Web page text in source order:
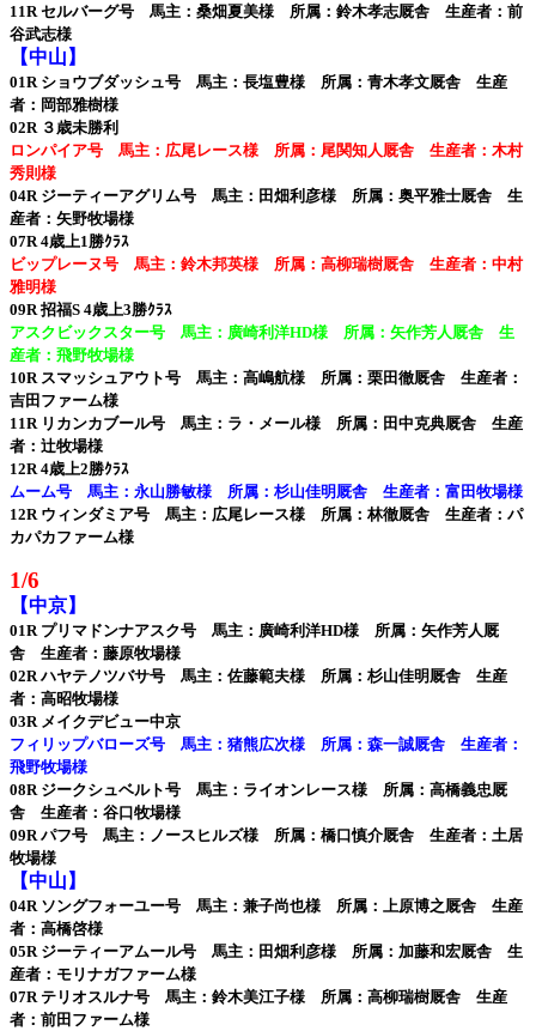
11R セルバーグ号 馬主：桑畑夏美様 所属：鈴木孝志厩舎 生産者：前
谷武志様
【中山】
01R ショウブダッシュ号 馬主：長塩豊様 所属：青木孝文厩舎 生産
者：岡部雅樹様
02R ３歳未勝利
ロンパイア号 馬主：広尾レース様 所属：尾関知人厩舎 生産者：木村
秀則様
04R ジーティーアグリム号 馬主：田畑利彦様 所属：奥平雅士厩舎 生
産者：矢野牧場様
07R 4歳上1勝ｸﾗｽ
ビップレーヌ号 馬主：鈴木邦英様 所属：高柳瑞樹厩舎 生産者：中村
雅明様
09R 招福S 4歳上3勝ｸﾗｽ
アスクビックスター号 馬主：廣崎利洋HD様 所属：矢作芳人厩舎 生
産者：飛野牧場様
10R スマッシュアウト号 馬主：高嶋航様 所属：栗田徹厩舎 生産者：
吉田ファーム様
11R リカンカブール号 馬主：ラ・メール様 所属：田中克典厩舎 生産
者：辻牧場様
12R 4歳上2勝ｸﾗｽ
ムーム号 馬主：永山勝敏様 所属：杉山佳明厩舎 生産者：富田牧場様
12R ウィンダミア号 馬主：広尾レース様 所属：林徹厩舎 生産者：パ
カパカファーム様
1/6
【中京】
01R プリマドンナアスク号 馬主：廣崎利洋HD様 所属：矢作芳人厩
舎 生産者：藤原牧場様
02R ハヤテノツバサ号 馬主：佐藤範夫様 所属：杉山佳明厩舎 生産
者：高昭牧場様
03R メイクデビュー中京
フィリップバローズ号 馬主：猪熊広次様 所属：森一誠厩舎 生産者：
飛野牧場様
08R ジークシュベルト号 馬主：ライオンレース様 所属：高橋義忠厩
舎 生産者：谷口牧場様
09R パフ号 馬主：ノースヒルズ様 所属：橋口慎介厩舎 生産者：土居
牧場様
【中山】
04R ソングフォーユー号 馬主：兼子尚也様 所属：上原博之厩舎 生産
者：高橋啓様
05R ジーティーアムール号 馬主：田畑利彦様 所属：加藤和宏厩舎 生
産者：モリナガファーム様
07R テリオスルナ号 馬主：鈴木美江子様 所属：高柳瑞樹厩舎 生産
者：前田ファーム様